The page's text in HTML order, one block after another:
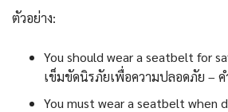
ตัวอย่าง:
You should wear a seatbelt for
เข็มขัดนิรภัยเพื่อความปลอดภัย –
You must wear a seatbelt when